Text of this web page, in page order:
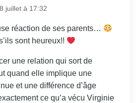
juillet à 17:32
réaction de ses parents…
sont heureux!!
une relation qui sort de
quand elle implique une
et une différence d’âge
ce qu’a vécu Virginie